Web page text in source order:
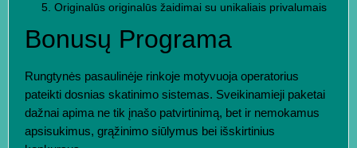
Originalūs originalūs žaidimai su unikaliais privalumais
Bonusų Programa
Rungtynės pasaulinėje rinkoje motyvuoja operatorius
pateikti dosnias skatinimo sistemas. Sveikinamieji paketai
dažnai apima ne tik įnašo patvirtinimą, bet ir nemokamus
apsisukimus, grąžinimo siūlymus bei išskirtinius